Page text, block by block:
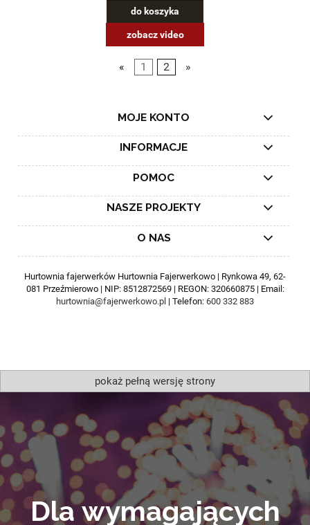
do koszyka
zobacz video
« 1 2 »
MOJE KONTO
INFORMACJE
POMOC
NASZE PROJEKTY
O NAS
Hurtownia fajerwerków Hurtownia Fajerwerkowo | Rynkowa 49, 62-
081 Przeźmierowo | NIP: 8512872569 | REGON: 320660875 | Email:
hurtownia@fajerwerkowo.pl | Telefon: 600 332 883
pokaż pełną wersję strony
Dla wymagających